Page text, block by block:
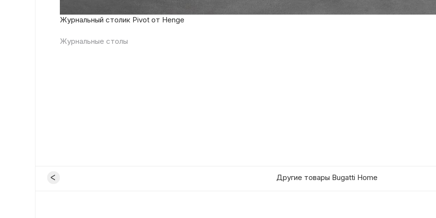
Журнальный столик Pivot от Henge
Журнальные столы
Другие товары Bugatti Home